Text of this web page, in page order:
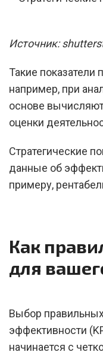
Источник:
Такие
например, при
основе
оценки
Стратегические
данные об
примеру,
Как
для
Выбор
эффективности
начинается с